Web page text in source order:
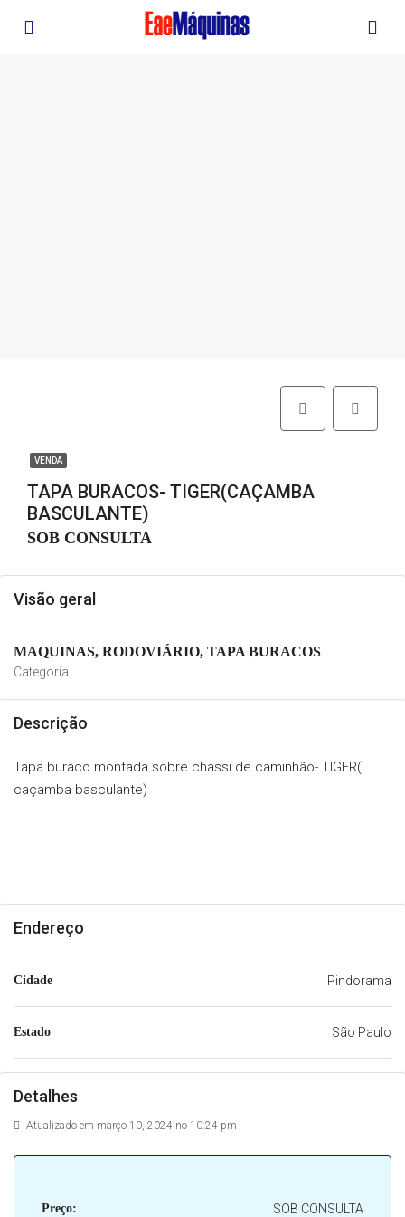
VENDA
TAPA BURACOS- TIGER(CAÇAMBA
BASCULANTE)
SOB CONSULTA
Visão geral
MAQUINAS, RODOVIÁRIO, TAPA BURACOS
Categoria
Descrição
Tapa buraco montada sobre chassi de caminhão- TIGER(
caçamba basculante)
Endereço
Cidade Pindorama
Estado São Paulo
Detalhes
Atualizado em março 10, 2024 no 10:24 pm
Preço: SOB CONSULTA